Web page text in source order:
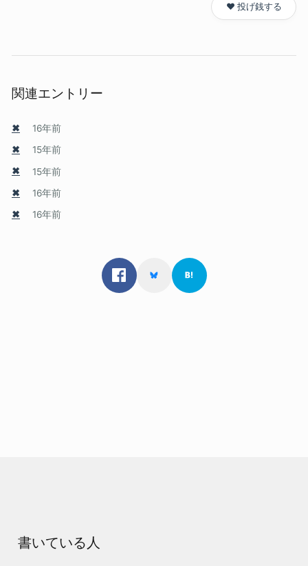
❤️ 投げ銭する
関連エントリー
✖
16年前
✖
15年前
✖
15年前
✖
16年前
✖
16年前
書いている人